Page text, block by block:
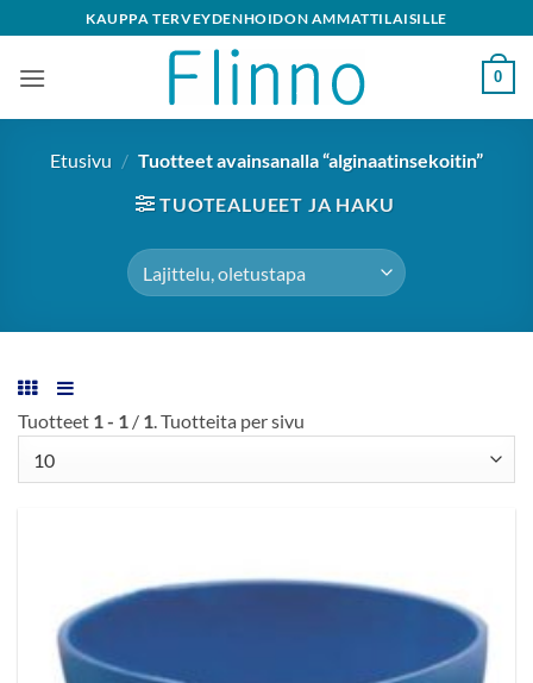
to
content
KAUPPA TERVEYDENHOIDON AMMATTILAISILLE
0
Etusivu / Tuotteet avainsanalla “alginaatinsekoitin”
TUOTEALUEET JA HAKU
Tuotteet 1 - 1 / 1. Tuotteita per sivu